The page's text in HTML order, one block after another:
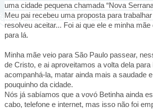
uma cidade pequena chamada “Nova
Meu pai recebeu uma proposta para
resolveu aceitar... Foi ai que ele e minha
para lá.
Minha mãe veio para São Paulo passear,
de Cristo, e ai aproveitamos a volta dela para
acompanhá-la, matar ainda mais a saudade
pouquinho da cidade.
Nós já sabíamos que a vovó Betinha ainda
cabo, telefone e internet, mas isso não foi